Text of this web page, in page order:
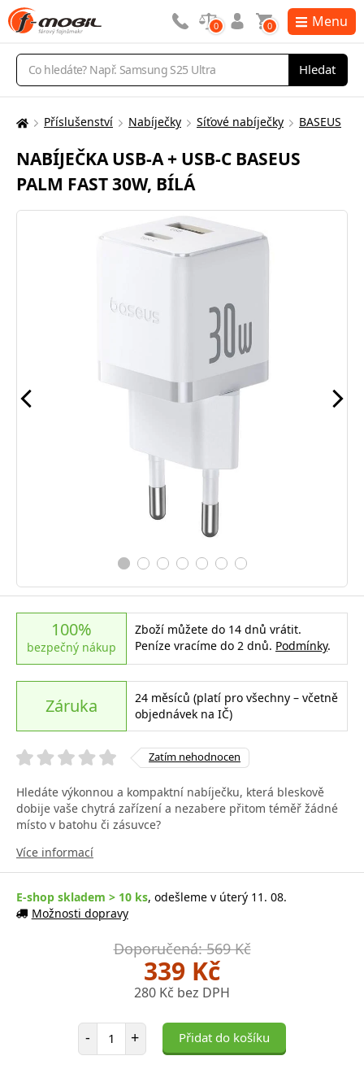
Vyhledávání
Hledat
0 0 Menu
Zde
nacházíte:
Příslušenství Nabíječky Síťové nabíječky BASEUS
NABÍJEČKA USB-A + USB-C BASEUS
PALM FAST 30W, BÍLÁ
100%
bezpečný nákup
Zboží můžete do 14 dnů vrátit.
Peníze vracíme do 2 dnů. Podmínky.
Záruka
24 měsíců (platí pro všechny – včetně
objednávek na IČ)
Zatím nehodnocen
Hledáte výkonnou a kompaktní nabíječku, která bleskově
dobije vaše chytrá zařízení a nezabere přitom téměř žádné
místo v batohu či zásuvce?
Více informací
E-shop skladem > 10 ks, odešleme v úterý 11. 08.
Možnosti dopravy
Doporučená: 569 Kč
339 Kč
280 Kč bez DPH
- Počet položek
+ Přidat do košíku